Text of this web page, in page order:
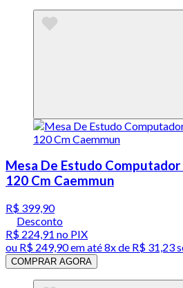
Mesa De Estudo
120 Cm Caemmun
R$ 399,90
Desconto
R$ 224,91 no PIX
ou R$ 249,90em até8x de R$ 31,23
COMPRAR AGORA